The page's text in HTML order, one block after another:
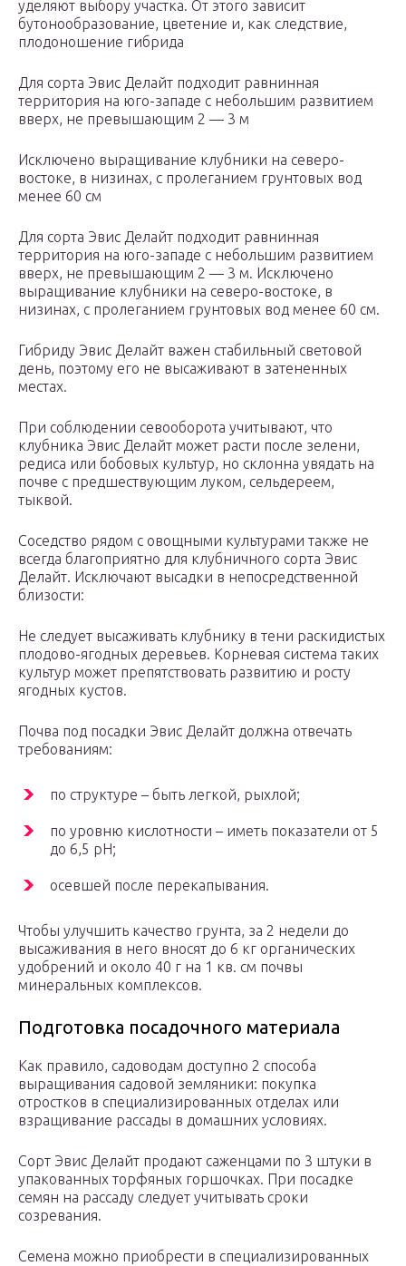
уделяют выбору участка. От этого зависит
бутонообразование, цветение и, как следствие,
плодоношение гибрида
Для сорта Эвис Делайт подходит равнинная
территория на юго-западе с небольшим развитием
вверх, не превышающим 2 — 3 м
Исключено выращивание клубники на северо-
востоке, в низинах, с пролеганием грунтовых вод
менее 60 см
Для сорта Эвис Делайт подходит равнинная
территория на юго-западе с небольшим развитием
вверх, не превышающим 2 — 3 м. Исключено
выращивание клубники на северо-востоке, в
низинах, с пролеганием грунтовых вод менее 60 см.
Гибриду Эвис Делайт важен стабильный световой
день, поэтому его не высаживают в затененных
местах.
При соблюдении севооборота учитывают, что
клубника Эвис Делайт может расти после зелени,
редиса или бобовых культур, но склонна увядать на
почве с предшествующим луком, сельдереем,
тыквой.
Соседство рядом с овощными культурами также не
всегда благоприятно для клубничного сорта Эвис
Делайт. Исключают высадки в непосредственной
близости:
Не следует высаживать клубнику в тени раскидистых
плодово-ягодных деревьев. Корневая система таких
культур может препятствовать развитию и росту
ягодных кустов.
Почва под посадки Эвис Делайт должна отвечать
требованиям:
по структуре – быть легкой, рыхлой;
по уровню кислотности – иметь показатели от 5
до 6,5 pH;
осевшей после перекапывания.
Чтобы улучшить качество грунта, за 2 недели до
высаживания в него вносят до 6 кг органических
удобрений и около 40 г на 1 кв. см почвы
минеральных комплексов.
Подготовка посадочного материала
Как правило, садоводам доступно 2 способа
выращивания садовой земляники: покупка
отростков в специализированных отделах или
взращивание рассады в домашних условиях.
Сорт Эвис Делайт продают саженцами по 3 штуки в
упакованных торфяных горшочках. При посадке
семян на рассаду следует учитывать сроки
созревания.
Семена можно приобрести в специализированных